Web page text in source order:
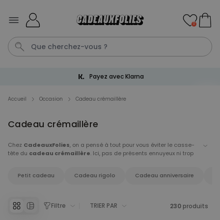
Personnalisable
personnalisé Édition limitée
plus de 2.400
exemplaires
29,99 €
Personnalisable
28.500
exemplaires
0
Livraison gratuite dès 60 €
Accueil Occasion Cadeau crémaillère
Cadeau crémaillère
Chez CadeauxFolies, on a pensé à tout pour vous éviter le casse-
tête du cadeau crémaillère. Ici, pas de présents ennuyeux ni trop
Petit cadeau Cadeau rigolo Cadeau anniversaire
Filtre TRIER PAR 230 produits